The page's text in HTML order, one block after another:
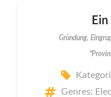
Gründung,
Genres: